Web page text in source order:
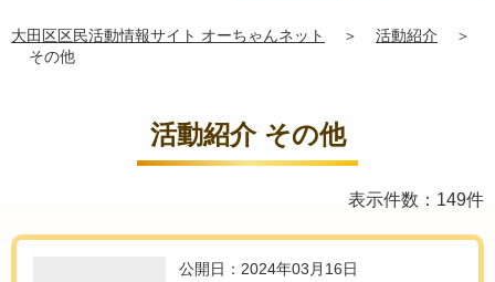
大田区区民活動情報サイト オーちゃんネット ＞ 活動紹介
＞
その他
活動紹介 その他
表示件数：149件
公開日：2024年03月16日